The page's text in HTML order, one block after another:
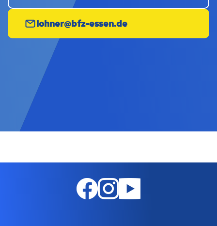
lohner@bfz-essen.de